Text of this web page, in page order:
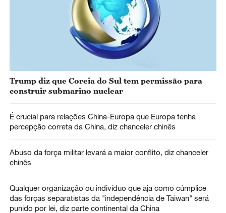
Trump diz que Coreia do Sul tem permissão para
construir submarino nuclear
É crucial para relações China-Europa que Europa tenha
percepção correta da China, diz chanceler chinês
Abuso da força militar levará a maior conflito, diz chanceler
chinês
Qualquer organização ou indivíduo que aja como cúmplice
das forças separatistas da "independência de Taiwan" será
punido por lei, diz parte continental da China